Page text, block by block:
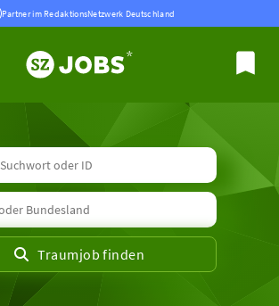
Partner im RedaktionsNetzwerk Deutschland